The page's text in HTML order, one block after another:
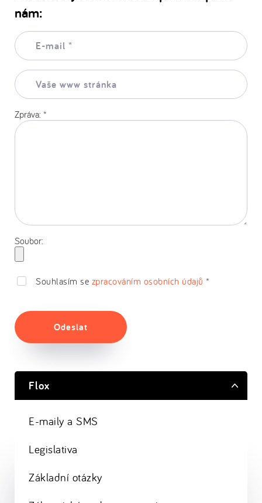
nám:
E-
mail:
Vaše
www
stránka:
Zpráva: *
Soubor:
Souhlasím se zpracováním osobních údajů *
Odeslat
Flox
E-maily a SMS
Legislativa
Základní otázky